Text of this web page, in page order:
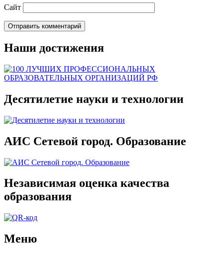
Сайт
Наши достижения
Десятилетие науки и технологии
АИС Сетевой город. Образование
Независимая оценка качества
образования
Меню